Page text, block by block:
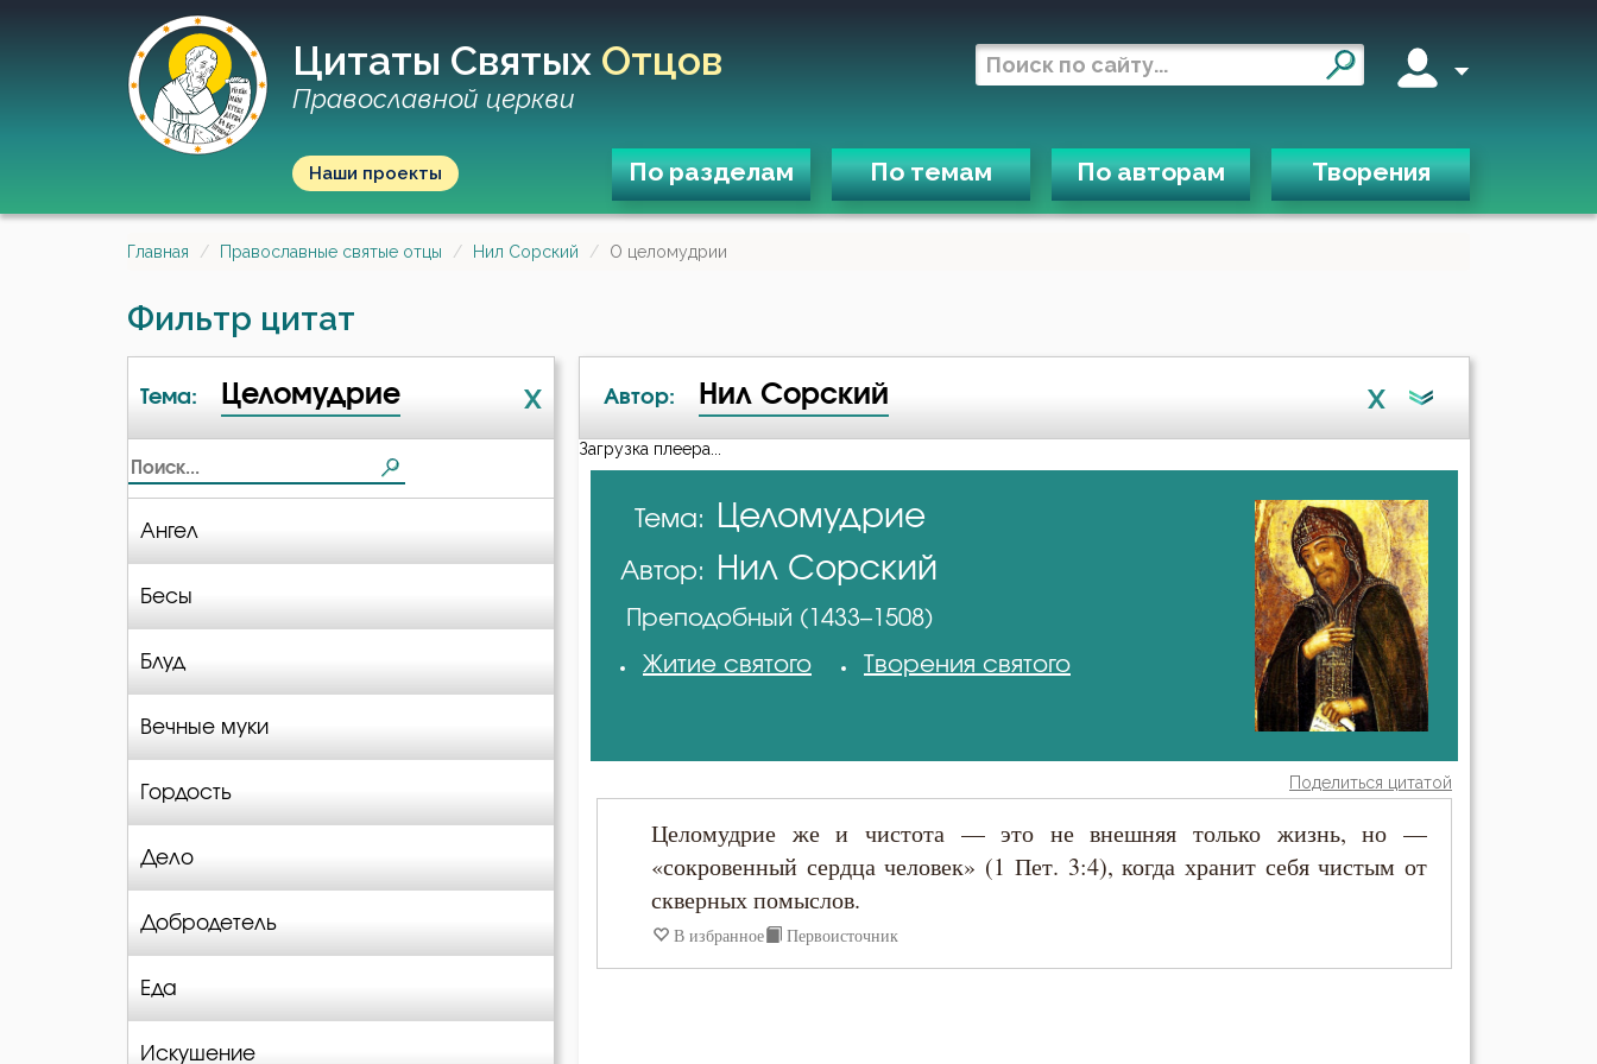
Цитаты Святых Отцов
Православной церкви
Наши проекты По разделам По темам По авторам Творения
Главная Православные святые отцы Нил Сорский О целомудрии
Фильтр цитат
Тема: Целомудрие X
Ангел
Бесы
Блуд
Вечные муки
Гордость
Дело
Добродетель
Еда
Искушение
Автор: Нил Сорский X
А-я
Амвросий Оптинский (Гренков)
Варсонофий Оптинский (Плиханков)
Загрузка плеера...
Тема: Целомудрие
Автор: Нил Сорский
Преподобный (1433–1508)
Житие святого
Творения святого
Поделиться цитатой
Целомудрие же и чистота — это не внешняя только жизнь, но —
«сокровенный сердца человек» (1 Пет. 3:4), когда хранит себя чистым от
скверных помыслов.
В избранное Первоисточник